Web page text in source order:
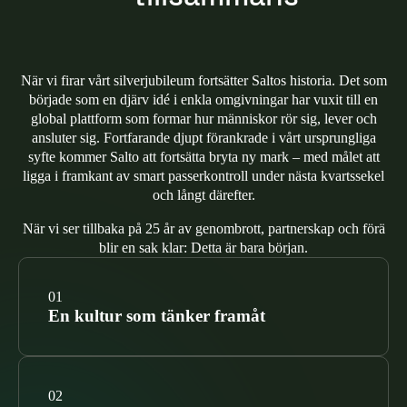
När vi firar vårt silverjubileum fortsätter Saltos historia. Det som
började som en djärv idé i enkla omgivningar har vuxit till en
global plattform som formar hur människor rör sig, lever och
ansluter sig. Fortfarande djupt förankrade i vårt ursprungliga
syfte kommer Salto att fortsätta bryta ny mark – med målet att
ligga i framkant av smart passerkontroll under nästa kvartssekel
och långt därefter.
När vi ser tillbaka på 25 år av genombrott, partnerskap och förä
blir en sak klar: Detta är bara början.
En kultur som tänker framåt
Hos Salto har innovation alltid handlat om att ställa